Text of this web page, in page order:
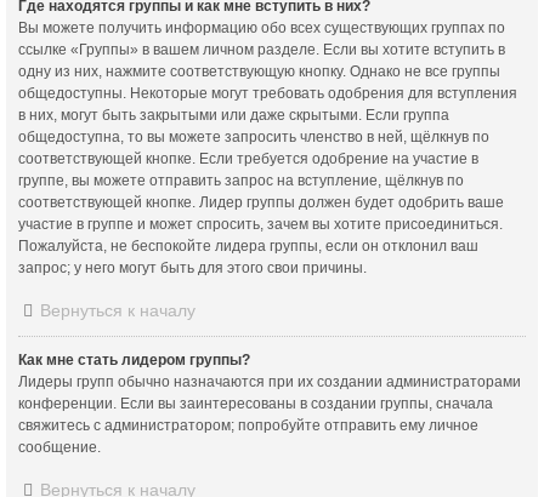
Где находятся группы и как мне вступить в них?
Вы можете получить информацию обо всех существующих группах по
ссылке «Группы» в вашем личном разделе. Если вы хотите вступить в
одну из них, нажмите соответствующую кнопку. Однако не все группы
общедоступны. Некоторые могут требовать одобрения для вступления
в них, могут быть закрытыми или даже скрытыми. Если группа
общедоступна, то вы можете запросить членство в ней, щёлкнув по
соответствующей кнопке. Если требуется одобрение на участие в
группе, вы можете отправить запрос на вступление, щёлкнув по
соответствующей кнопке. Лидер группы должен будет одобрить ваше
участие в группе и может спросить, зачем вы хотите присоединиться.
Пожалуйста, не беспокойте лидера группы, если он отклонил ваш
запрос; у него могут быть для этого свои причины.
Вернуться к началу
Как мне стать лидером группы?
Лидеры групп обычно назначаются при их создании администраторами
конференции. Если вы заинтересованы в создании группы, сначала
свяжитесь с администратором; попробуйте отправить ему личное
сообщение.
Вернуться к началу